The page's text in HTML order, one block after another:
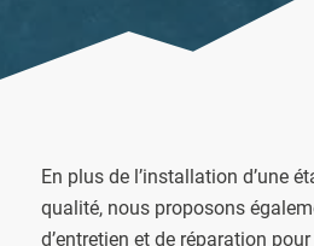
En plus de l’installation d’une
qualité, nous proposons
d’entretien et de réparation